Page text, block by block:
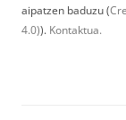
aipatzen baduzu (
4.0)). Kontaktua.